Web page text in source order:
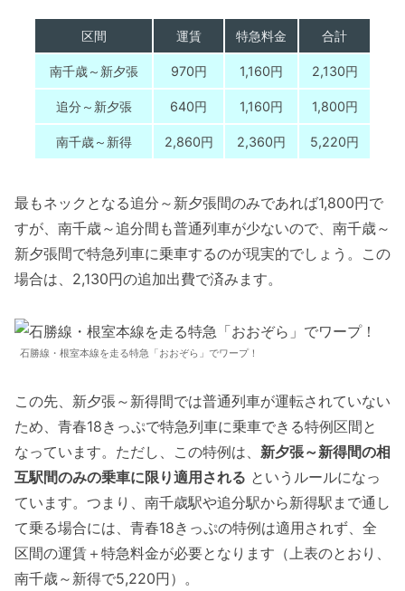
区間 運賃 特急料金 合計
南千歳～新夕張 970円 1,160円 2,130円
追分～新夕張 640円 1,160円 1,800円
南千歳～新得 2,860円 2,360円 5,220円
最もネックとなる追分～新夕張間のみであれば1,800円で
すが、南千歳～追分間も普通列車が少ないので、南千歳～
新夕張間で特急列車に乗車するのが現実的でしょう。この
場合は、2,130円の追加出費で済みます。
石勝線・根室本線を走る特急「おおぞら」でワープ！
この先、新夕張～新得間では普通列車が運転されていない
ため、青春18きっぷで特急列車に乗車できる特例区間と
なっています。ただし、この特例は、 新夕張～新得間の相
互駅間のみの乗車に限り適用される というルールになっ
ています。つまり、南千歳駅や追分駅から新得駅まで通し
て乗る場合には、青春18きっぷの特例は適用されず、全
区間の運賃＋特急料金が必要となります（上表のとおり、
南千歳～新得で5,220円）。